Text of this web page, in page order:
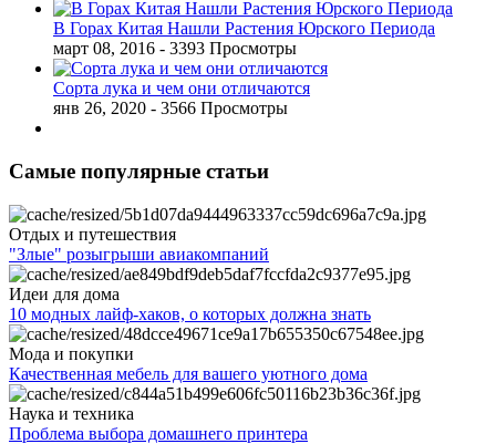
В Горах Китая Нашли Растения Юрского Периода
март 08, 2016 - 3393 Просмотры
Сорта лука и чем они отличаются
янв 26, 2020 - 3566 Просмотры
Самые популярные статьи
Отдых и путешествия
"Злые" розыгрыши авиакомпаний
Идеи для дома
10 модных лайф-хаков, о которых должна знать
Мода и покупки
Качественная мебель для вашего уютного дома
Наука и техника
Проблема выбора домашнего принтера